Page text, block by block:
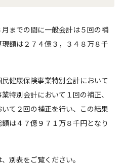
までの間に一般会計は５回の補
額は２７４億３，３４８万８千
健康保険事業特別会計において
特別会計において１回の補正、
て２回の補正を行い、この結果
は４７億９７１万８千円となり
別表をご覧ください。